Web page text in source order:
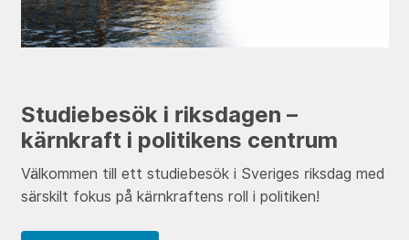
Studiebesök i riksdagen –
kärnkraft i politikens centrum
Välkommen till ett studiebesök i Sveriges riksdag med
särskilt fokus på kärnkraftens roll i politiken!